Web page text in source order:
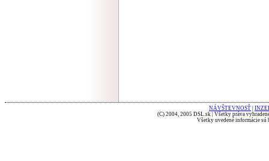
NÁVŠTEVNOSŤ
(C) 2004, 2005 DSL.sk | Všetky práva
Všetky uvedené informácie sú